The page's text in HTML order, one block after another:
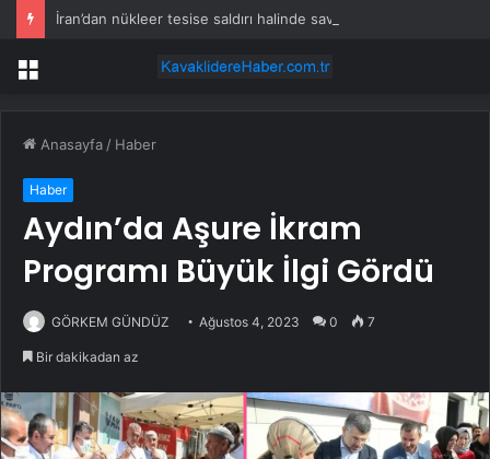
Menü
Anasayfa / Haber
Haber
Aydın’da Aşure İkram
Programı Büyük İlgi Gördü
GÖRKEM GÜNDÜZ Ağustos 4, 2023 0 7
Bir dakikadan az